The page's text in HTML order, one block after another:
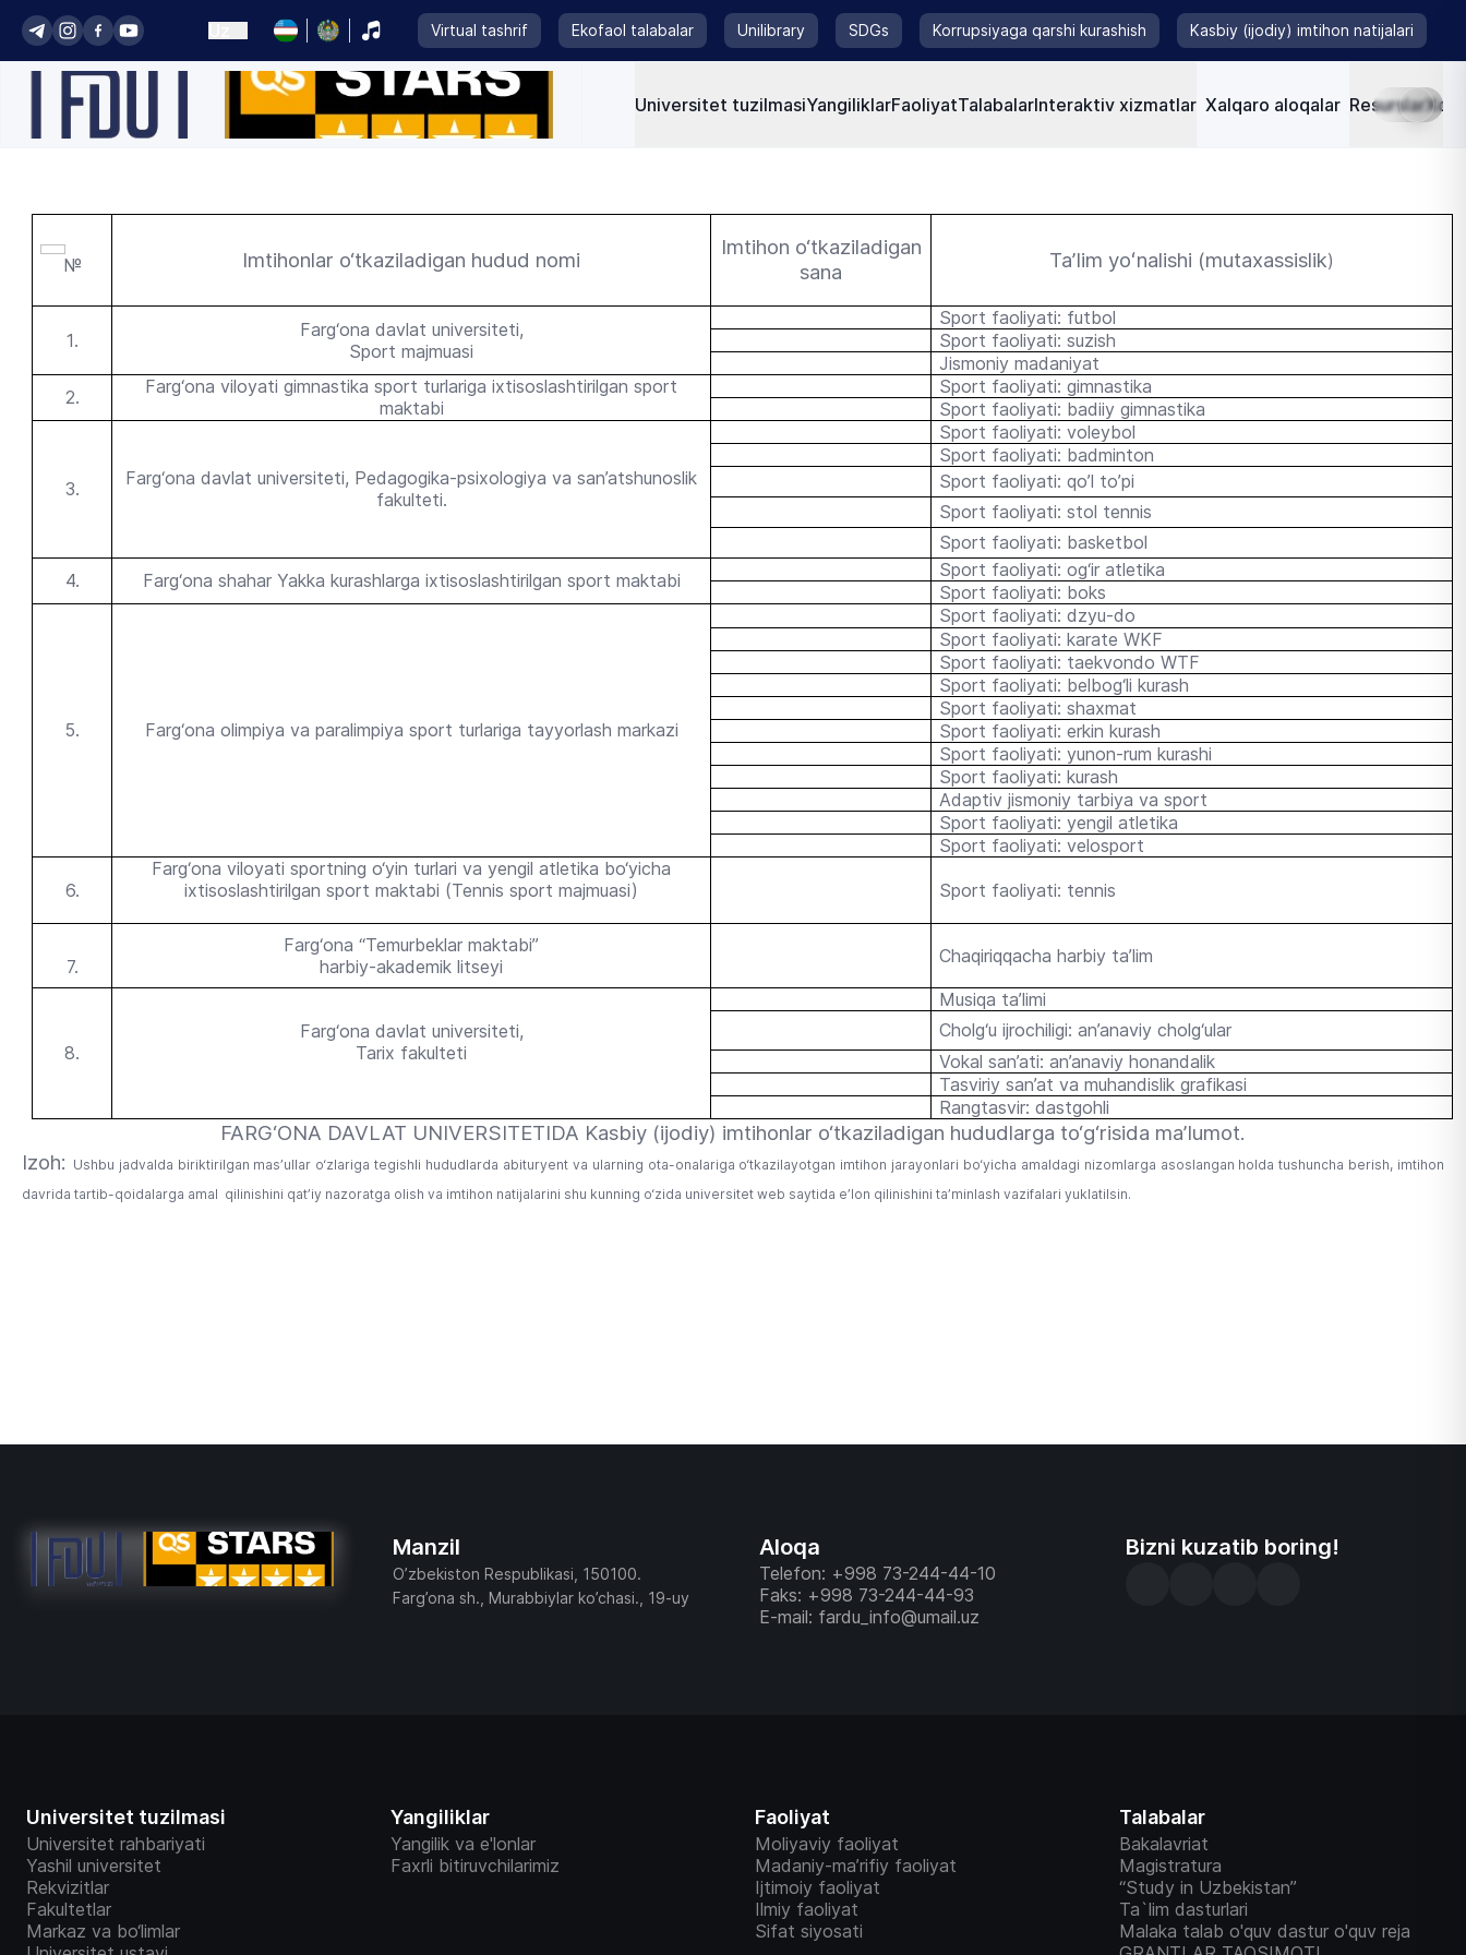
Virtual tashrif Ekofaol talabalar Unilibrary SDGs Korrupsiyaga qarshi kurashish Kasbiy (ijodiy) imtihon natijalari
Universitet tuzilmasiYangiliklarFaoliyatTalabalarInteraktiv xizmatlar Xalqaro aloqalar Resurslar
№ Imtihonlar o‘tkaziladigan hudud nomi
Imtihon o‘tkaziladigan
sana
Taʼlim yoʻnalishi (mutaxassislik)
1.
Farg‘ona davlat universiteti,
Sport majmuasi
Sport faoliyati: futbol
Sport faoliyati: suzish
Jismoniy madaniyat
2.
Farg‘ona viloyati gimnastika sport turlariga ixtisoslashtirilgan sport
maktabi
Sport faoliyati: gimnastika
Sport faoliyati: badiiy gimnastika
3.
Farg‘ona davlat universiteti, Pedagogika-psixologiya va san’atshunoslik
fakulteti.
Sport faoliyati: voleybol
Sport faoliyati: badminton
Sport faoliyati: qo’l to’pi
Sport faoliyati: stol tennis
Sport faoliyati: basketbol
4.
Farg‘ona shahar Yakka kurashlarga ixtisoslashtirilgan sport maktabi
Sport faoliyati: og‘ir atletika
Sport faoliyati: boks
5. Farg‘ona olimpiya va paralimpiya sport turlariga tayyorlash markazi
Sport faoliyati: dzyu-do
Sport faoliyati: karate WKF
Sport faoliyati: taekvondo WTF
Sport faoliyati: belbog‘li kurash
Sport faoliyati: shaxmat
Sport faoliyati: erkin kurash
Sport faoliyati: yunon-rum kurashi
Sport faoliyati: kurash
Adaptiv jismoniy tarbiya va sport
Sport faoliyati: yengil atletika
Sport faoliyati: velosport
6.
Farg‘ona viloyati sportning o‘yin turlari va yengil atletika bo‘yicha
ixtisoslashtirilgan sport maktabi (Tennis sport majmuasi)
Sport faoliyati: tennis
7.
Farg‘ona “Temurbeklar maktabi”
harbiy-akademik litseyi
Chaqiriqqacha harbiy ta’lim
8.
Farg‘ona davlat universiteti,
Tarix fakulteti
Musiqa ta’limi
Cholg‘u ijrochiligi: an’anaviy cholg‘ular
Vokal san’ati: an’anaviy honandalik
Tasviriy san’at va muhandislik grafikasi
Rangtasvir: dastgohli
FARG‘ONA DAVLAT UNIVERSITETIDA Kasbiy (ijodiy) imtihonlar o‘tkaziladigan hududlarga to‘g‘risida maʼlumot.
Izoh: Ushbu jadvalda biriktirilgan mas’ullar o‘zlariga tegishli hududlarda abituryent va ularning ota-onalariga o‘tkazilayotgan imtihon jarayonlari bo‘yicha amaldagi nizomlarga asoslangan holda tushuncha berish, imtihon
davrida tartib-qoidalarga amal qilinishini qat’iy nazoratga olish va imtihon natijalarini shu kunning o‘zida universitet web saytida e’lon qilinishini ta’minlash vazifalari yuklatilsin.
Manzil
O’zbekiston Respublikasi, 150100.
Farg’ona sh., Murabbiylar ko’chasi., 19-uy
Aloqa
Telefon: +998 73-244-44-10
Faks: +998 73-244-44-93
E-mail: fardu_info@umail.uz
Bizni kuzatib boring!
Universitet tuzilmasi
Universitet rahbariyati
Yashil universitet
Rekvizitlar
Fakultetlar
Markaz va bo‘limlar
Yangiliklar
Yangilik va e'lonlar
Faxrli bitiruvchilarimiz
Faoliyat
Moliyaviy faoliyat
Madaniy-ma’rifiy faoliyat
Ijtimoiy faoliyat
Ilmiy faoliyat
Sifat siyosati
Talabalar
Bakalavriat
Magistratura
“Study in Uzbekistan”
Ta`lim dasturlari
Malaka talab o'quv dastur o'quv reja